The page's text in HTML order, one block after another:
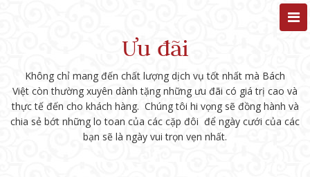
Ưu đãi
Không chỉ mang đến chất lượng dịch vụ tốt nhất mà Bách
Việt còn thường xuyên dành tặng những ưu đãi có giá trị cao và
thực tế đến cho khách hàng. Chúng tôi hi vọng sẽ đồng hành và
chia sẻ bớt những lo toan của các cặp đôi để ngày cưới của các
bạn sẽ là ngày vui trọn vẹn nhất.